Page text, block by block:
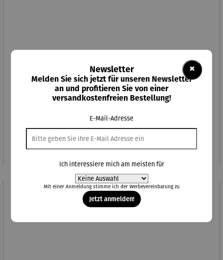
Alkoholfreier Aperitif | Herber Hibiskus
Regulärer Preis:
27,95 €
×
Newsletter
Melden Sie sich jetzt für unseren Newsletter
an und profitieren Sie von einer
versandkostenfreien Bestellung!
E-Mail-Adresse
Ich interessiere mich am meisten für
Mit einer Anmeldung stimme ich der Werbevereinbarungzu
Jetzt anmelden!